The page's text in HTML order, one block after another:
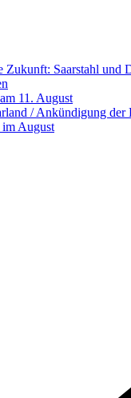
Zukunft: Saarstahl und
11. August
/ Ankündigung
August